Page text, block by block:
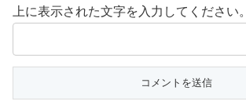
上に表示された文字を入力してください。